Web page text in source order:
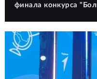
финала конкурса